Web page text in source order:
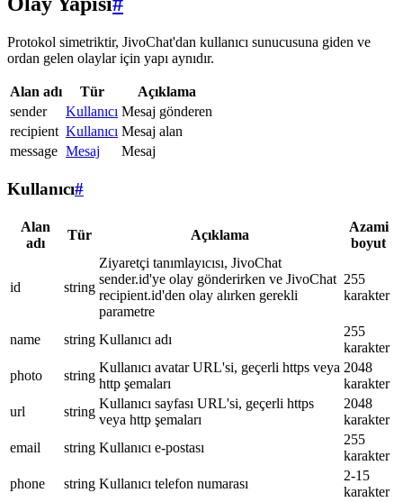
Protokol simetriktir, JivoChat'dan kullanıcı sunucusuna giden ve
ordan gelen olaylar için yapı aynıdır.
Alan adı Tür
Açıklama
sender
Kullanıcı Mesaj gönderen
recipient Kullanıcı Mesaj alan
message Mesaj Mesaj
Kullanıcı#
Alan
adı
Tür Açıklama
Azami
boyut
id string
Ziyaretçi tanımlayıcısı, JivoChat
sender.id'ye olay gönderirken ve JivoChat
recipient.id'den olay alırken gerekli
parametre
255
karakter
name string Kullanıcı adı
255
karakter
photo
string
Kullanıcı avatar URL'si, geçerli https veya
http şemaları
2048
karakter
url
string
Kullanıcı sayfası URL'si, geçerli https
veya http şemaları
2048
karakter
email
string Kullanıcı e-postası
255
karakter
phone
string Kullanıcı telefon numarası
2-15
karakter